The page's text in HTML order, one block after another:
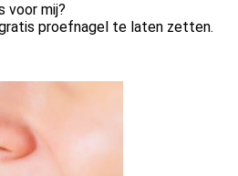
voor mij?
proefnagel te laten zetten.